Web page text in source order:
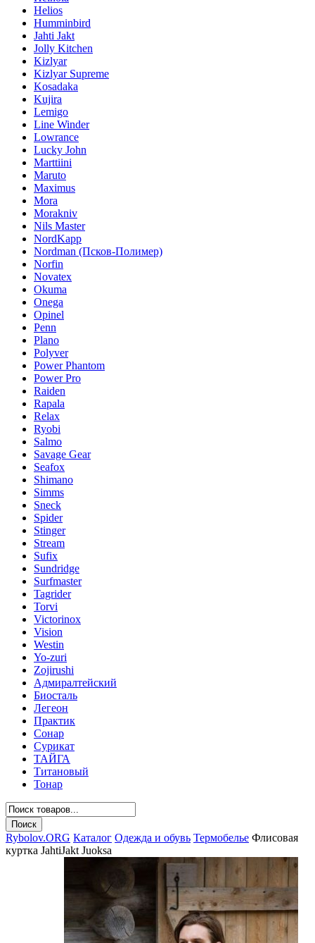
Helios
Humminbird
Jahti Jakt
Jolly Kitchen
Kizlyar
Kizlyar Supreme
Kosadaka
Kujira
Lemigo
Line Winder
Lowrance
Lucky John
Marttiini
Maruto
Maximus
Mora
Morakniv
Nils Master
NordKapp
Nordman (Псков-Полимер)
Norfin
Novatex
Okuma
Onega
Opinel
Penn
Plano
Polyver
Power Phantom
Power Pro
Raiden
Rapala
Relax
Ryobi
Salmo
Savage Gear
Seafox
Shimano
Simms
Sneck
Spider
Stinger
Stream
Sufix
Sundridge
Surfmaster
Tagrider
Torvi
Victorinox
Vision
Westin
Yo-zuri
Zojirushi
Адмиралтейский
Биосталь
Легеон
Практик
Сонар
Сурикат
ТАЙГА
Титановый
Тонар
Rybolov.ORG Каталог Одежда и обувь Термобелье Флисовая
куртка JahtiJakt Juoksa